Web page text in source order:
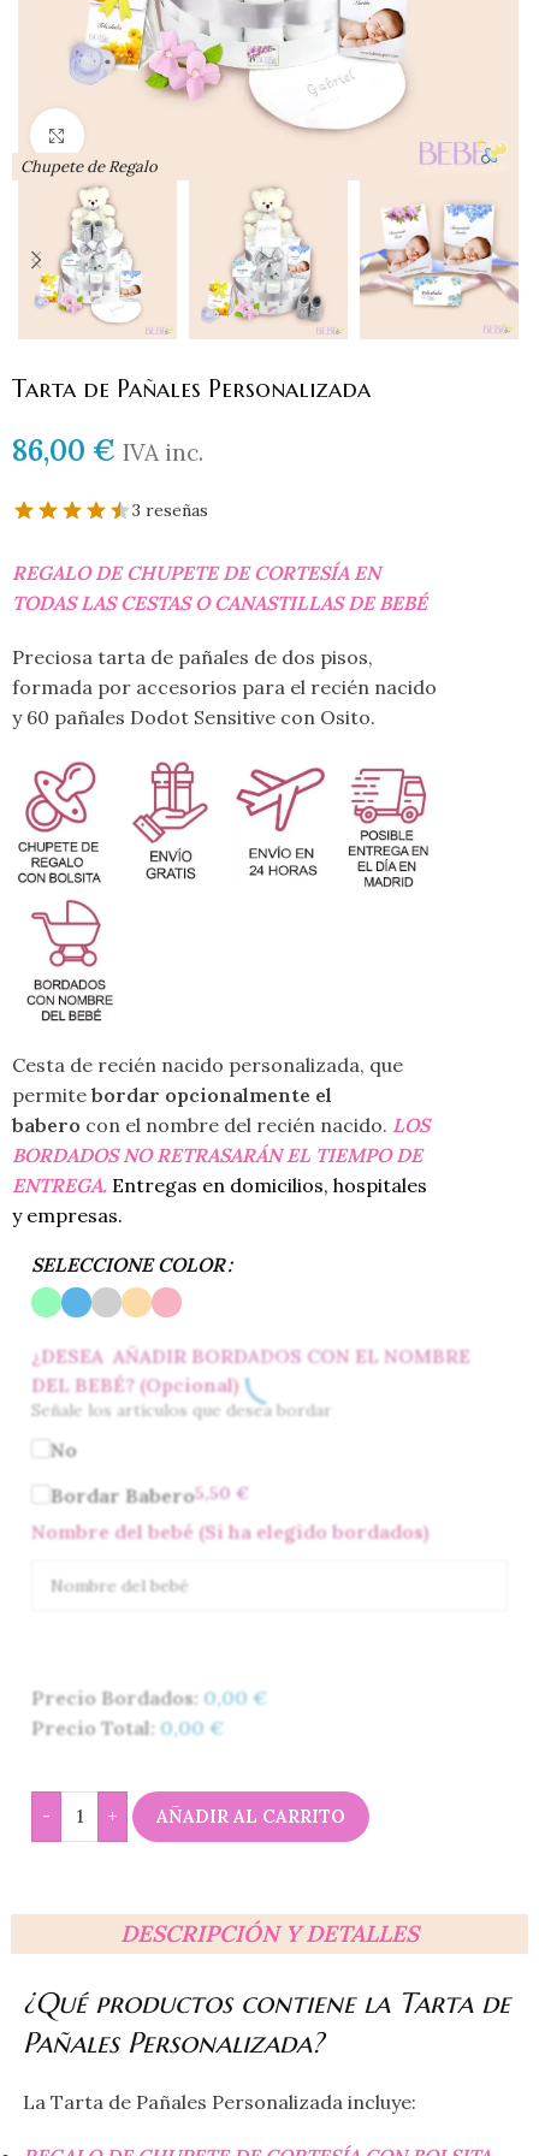
Chupete de Regalo
Haga clic para ampliar
Tarta de Pañales Personalizada
86,00 € IVA inc.
3 reseñas
REGALO DE CHUPETE DE CORTESÍA EN
TODAS LAS CESTAS O CANASTILLAS DE BEBÉ
Preciosa tarta de pañales de dos pisos,
formada por accesorios para el recién nacido
y 60 pañales Dodot Sensitive con Osito.
Cesta de recién nacido personalizada, que
permite bordar opcionalmente el
babero con el nombre del recién nacido. LOS
BORDADOS NO RETRASARÁN EL TIEMPO DE
ENTREGA. Entregas en domicilios, hospitales
y empresas.
SELECCIONE COLOR
¿DESEA AÑADIR BORDADOS CON EL NOMBRE
DEL BEBÉ? (Opcional)
Señale los artículos que desea bordar
No
Bordar Babero5,50 €
Nombre del bebé (Si ha elegido bordados)
Precio Bordados: 0,00 €
Precio Total: 0,00 €
- + AÑADIR AL CARRITO
DESCRIPCIÓN Y DETALLES
¿Qué productos contiene la Tarta de
Pañales Personalizada?
La Tarta de Pañales Personalizada incluye: